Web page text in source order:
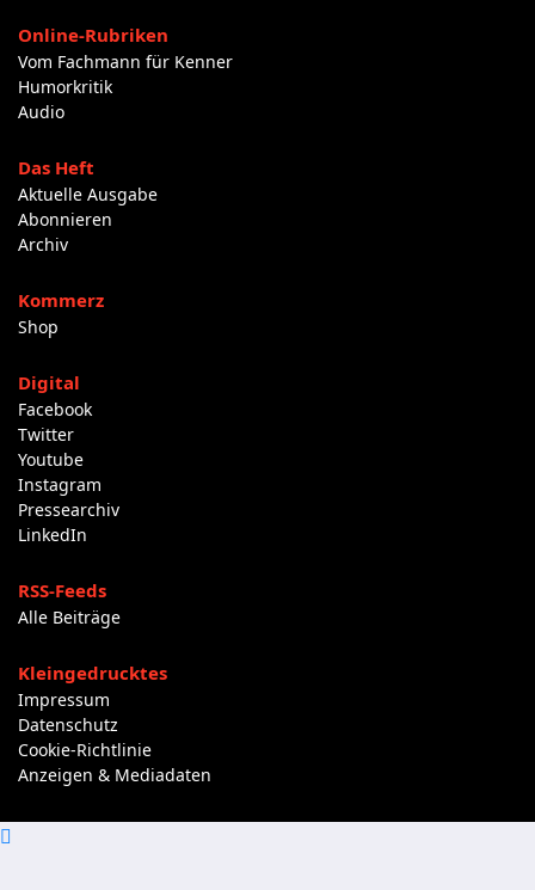
Online-Rubriken
Vom Fachmann für Kenner
Humorkritik
Audio
Das Heft
Aktuelle Ausgabe
Abonnieren
Archiv
Kommerz
Shop
Digital
Facebook
Twitter
Youtube
Instagram
Pressearchiv
LinkedIn
RSS-Feeds
Alle Beiträge
Kleingedrucktes
Impressum
Datenschutz
Cookie-Richtlinie
Anzeigen & Mediadaten